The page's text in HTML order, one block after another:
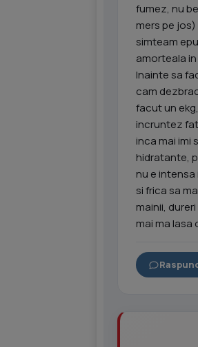
fumez, nu
mers pe
simteam
amorteala
Inainte sa
cam
facut un
incruntez
inca mai imi
hidratante,
nu e
si frica sa
mainii,
mai ma lasa